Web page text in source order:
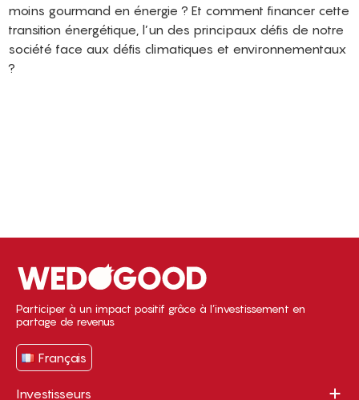
moins gourmand en énergie ? Et comment financer cette
transition énergétique, l’un des principaux défis de notre
société face aux défis climatiques et environnementaux
?
Participer à un impact positif grâce à l’investissement en
partage de revenus
Français
Investisseurs